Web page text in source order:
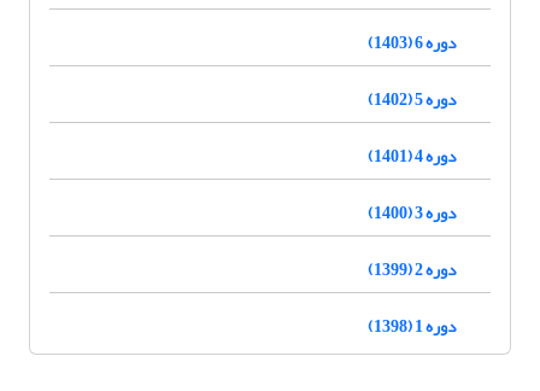
دوره 6 (1403)
دوره 5 (1402)
دوره 4 (1401)
دوره 3 (1400)
دوره 2 (1399)
دوره 1 (1398)